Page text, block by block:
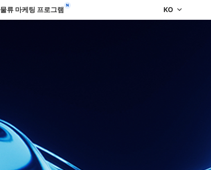
물류 마케팅 프로그램 KO